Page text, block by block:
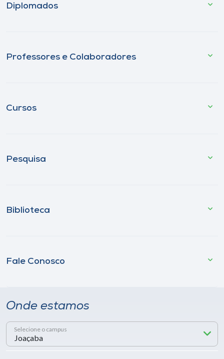
Diplomados
Professores e Colaboradores
Cursos
Pesquisa
Biblioteca
Fale Conosco
Onde estamos
Selecione o campus